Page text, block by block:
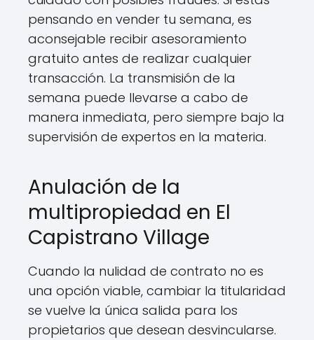
pensando en vender tu semana, es
aconsejable recibir asesoramiento
gratuito antes de realizar cualquier
transacción. La transmisión de la
semana puede llevarse a cabo de
manera inmediata, pero siempre bajo la
supervisión de expertos en la materia.
Anulación de la
multipropiedad en El
Capistrano Village
Cuando la nulidad de contrato no es
una opción viable, cambiar la titularidad
se vuelve la única salida para los
propietarios que desean desvincularse.